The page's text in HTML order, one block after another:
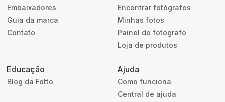
Embaixadores
Guia da marca
Contato
Encontrar fotógrafos
Minhas fotos
Painel do fotógrafo
Loja de produtos
Educação
Blog da Fotto
Ajuda
Como funciona
Central de ajuda